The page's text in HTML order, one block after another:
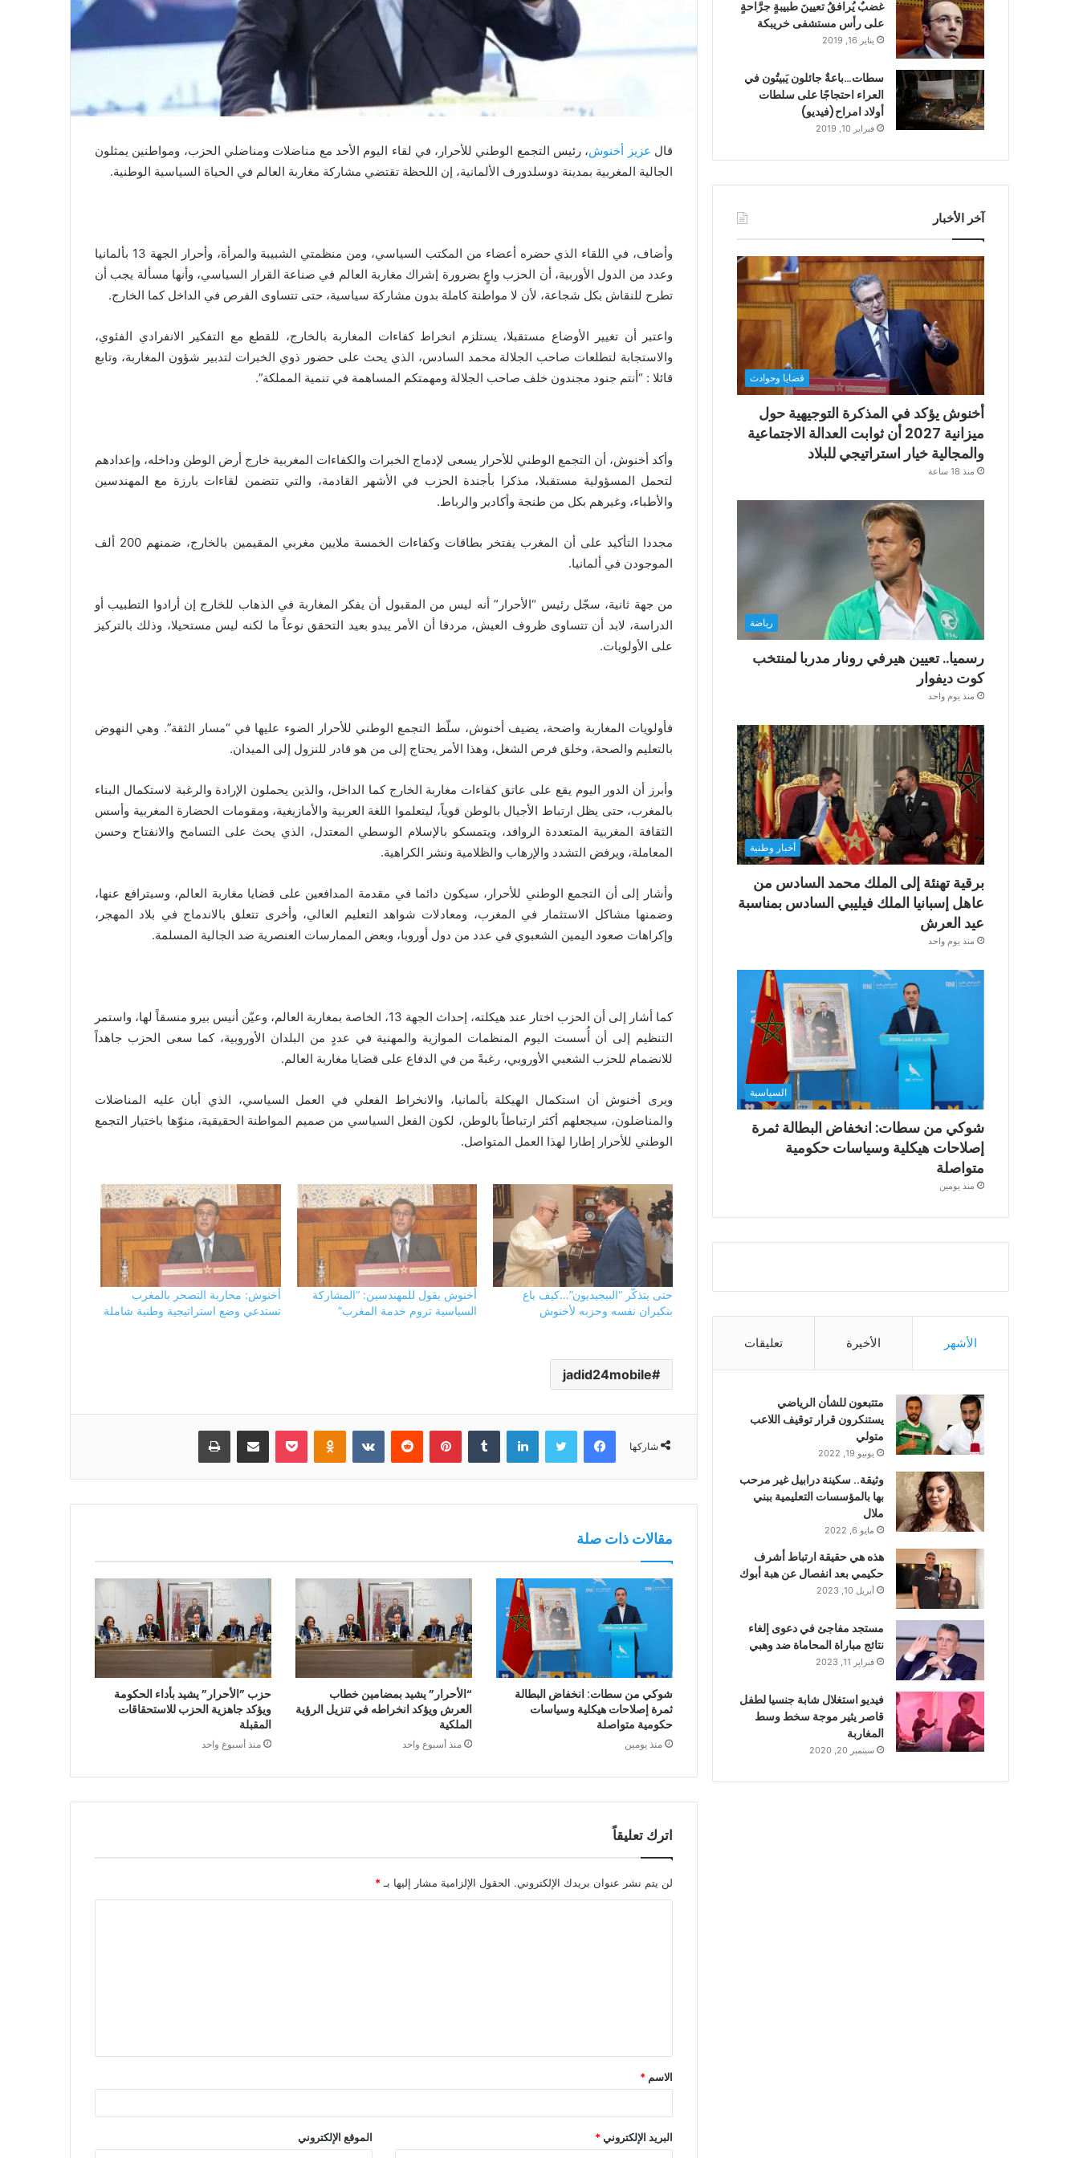
قال عزيز أخنوش، رئيس التجمع الوطني للأحرار، في لقاء اليوم الأحد مع مناضلات ومناضلي الحزب، ومواطنين يمثلون
الجالية المغربية بمدينة دوسلدورف الألمانية، إن اللحظة تقتضي مشاركة مغاربة العالم في الحياة السياسية الوطنية.
وأضاف، في اللقاء الذي حضره أعضاء من المكتب السياسي، ومن منظمتي الشبيبة والمرأة، وأحرار الجهة 13 بألمانيا
وعدد من الدول الأوربية، أن الحزب واعٍ بضرورة إشراك مغاربة العالم في صناعة القرار السياسي، وأنها مسألة يجب أن
تطرح للنقاش بكل شجاعة، لأن لا مواطنة كاملة بدون مشاركة سياسية، حتى تتساوى الفرص في الداخل كما الخارج.
واعتبر أن تغيير الأوضاع مستقبلا، يستلزم انخراط كفاءات المغاربة بالخارج، للقطع مع التفكير الانفرادي الفئوي،
والاستجابة لتطلعات صاحب الجلالة محمد السادس، الذي يحث على حضور ذوي الخبرات لتدبير شؤون المغاربة، وتابع
قائلا : “أنتم جنود مجندون خلف صاحب الجلالة ومهمتكم المساهمة في تنمية المملكة”.
وأكد أخنوش، أن التجمع الوطني للأحرار يسعى لإدماج الخبرات والكفاءات المغربية خارج أرض الوطن وداخله، وإعدادهم
لتحمل المسؤولية مستقبلا، مذكرا بأجندة الحزب في الأشهر القادمة، والتي تتضمن لقاءات بارزة مع المهندسين
والأطباء، وغيرهم بكل من طنجة وأكادير والرباط.
مجددا التأكيد على أن المغرب يفتخر بطاقات وكفاءات الخمسة ملايين مغربي المقيمين بالخارج، ضمنهم 200 ألف
الموجودن في ألمانيا.
من جهة ثانية، سجّل رئيس “الأحرار” أنه ليس من المقبول أن يفكر المغاربة في الذهاب للخارج إن أرادوا التطبيب أو
الدراسة، لابد أن تتساوى ظروف العيش، مردفا أن الأمر يبدو بعيد التحقق نوعاً ما لكنه ليس مستحيلا، وذلك بالتركيز
على الأولويات.
فأولويات المغاربة واضحة، يضيف أخنوش، سلّط التجمع الوطني للأحرار الضوء عليها في “مسار الثقة”. وهي النهوض
بالتعليم والصحة، وخلق فرص الشغل، وهذا الأمر يحتاج إلى من هو قادر للنزول إلى الميدان.
وأبرز أن الدور اليوم يقع على عاتق كفاءات مغاربة الخارج كما الداخل، والذين يحملون الإرادة والرغبة لاستكمال البناء
بالمغرب، حتى يظل ارتباط الأجيال بالوطن قوياً، ليتعلموا اللغة العربية والأمازيغية، ومقومات الحضارة المغربية وأسس
الثقافة المغربية المتعددة الروافد، ويتمسكو بالإسلام الوسطي المعتدل، الذي يحث على التسامح والانفتاح وحسن
المعاملة، ويرفض التشدد والإرهاب والظلامية ونشر الكراهية.
وأشار إلى أن التجمع الوطني للأحرار، سيكون دائما في مقدمة المدافعين على قضايا مغاربة العالم، وسيترافع عنها،
وضمنها مشاكل الاستثمار في المغرب، ومعادلات شواهد التعليم العالي، وأخرى تتعلق بالاندماج في بلاد المهجر،
وإكراهات صعود اليمين الشعبوي في عدد من دول أوروبا، وبعض الممارسات العنصرية ضد الجالية المسلمة.
كما أشار إلى أن الحزب اختار عند هيكلته، إحداث الجهة 13، الخاصة بمغاربة العالم، وعيّن أنيس بيرو منسقاً لها، واستمر
التنظيم إلى أن أُسست اليوم المنظمات الموازية والمهنية في عددٍ من البلدان الأوروبية، كما سعى الحزب جاهداً
للانضمام للحزب الشعبي الأوروبي، رغبةً من في الدفاع على قضايا مغاربة العالم.
ويرى أخنوش أن استكمال الهيكلة بألمانيا، والانخراط الفعلي في العمل السياسي، الذي أبان عليه المناضلات
والمناضلون، سيجعلهم أكثر ارتباطاً بالوطن، لكون الفعل السياسي من صميم المواطنة الحقيقية، منوّها باختيار التجمع
الوطني للأحرار إطارا لهذا العمل المتواصل.
حتى يتذكّر “البيجيديون”…كيف باع
بنكيران نفسه وحزبه لأخنوش
أخنوش يقول للمهندسين: “المشاركة
السياسية تروم خدمة المغرب”
أخنوش: محاربة التصحر بالمغرب
تستدعي وضع استراتيجية وطنية شاملة
jadid24mobile
شاركها
فيسبوك تويتر لينكدإن بينتيريست Odnoklassniki
بوكيت مشاركة عبر البريد طباعة
مقالات ذات صلة
شوكي من سطات: انخفاض البطالة
ثمرة إصلاحات هيكلية وسياسات
حكومية متواصلة
منذ يومين
“الأحرار” يشيد بمضامين خطاب
العرش ويؤكد انخراطه في تنزيل الرؤية
الملكية
منذ أسبوع واحد
حزب ”الأحرار” يشيد بأداء الحكومة
ويؤكد جاهزية الحزب للاستحقاقات
المقبلة
منذ أسبوع واحد
اترك تعليقاً
لن يتم نشر عنوان بريدك الإلكتروني. الحقول الإلزامية مشار إليها بـ *
ق
*
الاسم *
البريد الإلكتروني* الموقع الإلكتروني
غضبٌ يُرافقُ تعيينَ طبيبةٍ جرَّاحةٍ
على رأس مستشفى خريبكة
يناير 16, 2019
سطات…باعةٌ جائلون يَبيتُون في
العراء احتجاجًا على سلطات
أولاد امراح(فيديو)
فبراير 10, 2019
آخر الأخبار
قضايا وحوادث
أخنوش يؤكد في المذكرة التوجيهية حول
ميزانية 2027 أن ثوابت العدالة الاجتماعية
والمجالية خيار استراتيجي للبلاد
منذ 18 ساعة
رياضة
رسميا.. تعيين هيرفي رونار مدربا لمنتخب
كوت ديفوار
منذ يوم واحد
أخبار وطنية
برقية تهنئة إلى الملك محمد السادس من
عاهل إسبانيا الملك فيليبي السادس بمناسبة
عيد العرش
منذ يوم واحد
السياسية
شوكي من سطات: انخفاض البطالة ثمرة
إصلاحات هيكلية وسياسات حكومية
متواصلة
منذ يومين
الأشهر الأخيرة تعليقات
متتبعون للشأن الرياضي
يستنكرون قرار توقيف اللاعب
متولي
يونيو 19, 2022
وثيقة.. سكينة درابيل غير مرحب
بها بالمؤسسات التعليمية ببني
ملال
مايو 6, 2022
هذه هي حقيقة ارتباط أشرف
حكيمي بعد انفصال عن هبة أبوك
أبريل 10, 2023
مستجد مفاجئ في دعوى إلغاء
نتائج مباراة المحاماة ضد وهبي
فبراير 11, 2023
فيديو استغلال شابة جنسيا لطفل
قاصر يثير موجة سخط وسط
المغاربة
سبتمبر 20, 2020